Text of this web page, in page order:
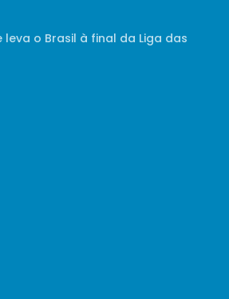
o Brasil à final da Liga das